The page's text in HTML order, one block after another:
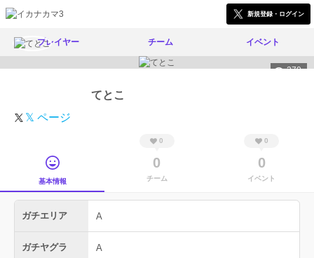
新規登録・ログイン
プレイヤー チーム イベント
270
てとこ
𝕏 ページ
基本情報
0
0
チーム
0
0
イベント
ガチエリア A
ガチヤグラ A